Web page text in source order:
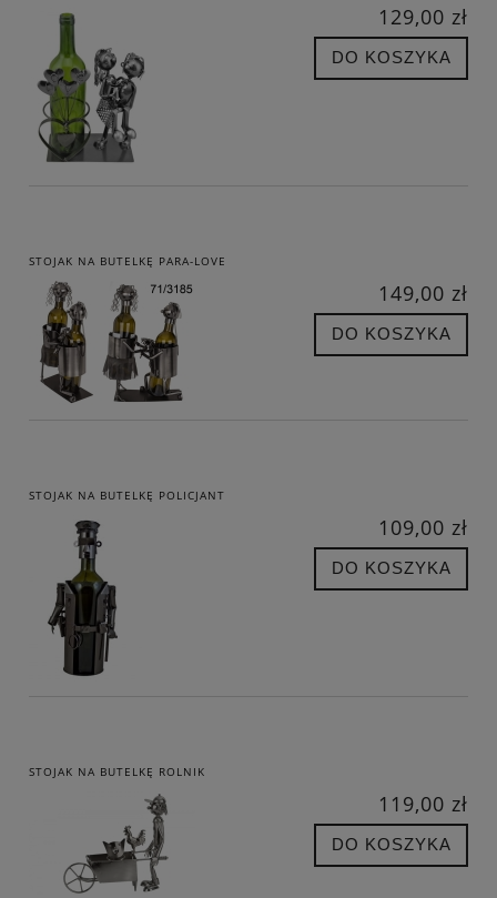
129,00 zł
DO KOSZYKA
STOJAK NA BUTELKĘ PARA-LOVE
149,00 zł
DO KOSZYKA
STOJAK NA BUTELKĘ POLICJANT
109,00 zł
DO KOSZYKA
STOJAK NA BUTELKĘ ROLNIK
119,00 zł
DO KOSZYKA